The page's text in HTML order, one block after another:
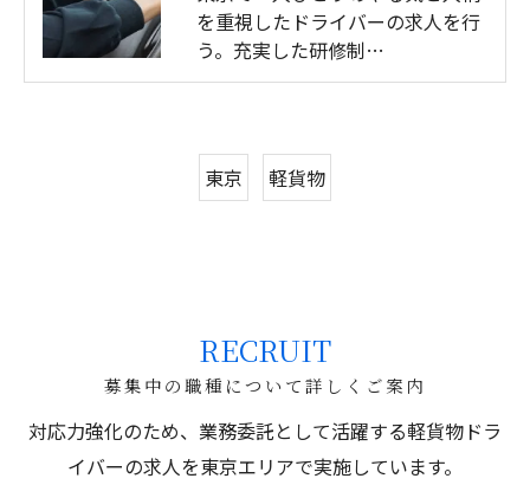
を重視したドライバーの求人を行
う。充実した研修制…
東京 軽貨物
RECRUIT
募集中の職種について詳しくご案内
対応力強化のため、業務委託として活躍する軽貨物ドラ
イバーの求人を東京エリアで実施しています。